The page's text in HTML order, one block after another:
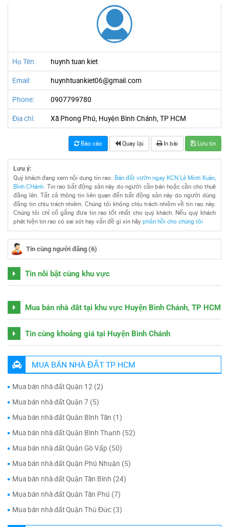
Họ Tên: huynh tuan kiet
Email: huynhtuankiet06@gmail.com
Phone: 0907799780
Địa chỉ: Xã Phong Phú, Huyện Bình Chánh, TP HCM
Báo cáo Quay lại In bài Lưu tin
Lưu ý:
Quý khách đang xem nội dung tin rao: Bán đất vườn ngay KCN Lê Minh Xuân,
Bình CHánh . Tin rao bất động sản này do người cần bán hoặc cần cho thuê
đăng lên. Tất cả thông tin liên quan đến bất động sản này do người dùng
đăng tin chịu trách nhiêm. Chúng tôi không chịu trách nhiệm về tin rao này.
Chúng tôi chỉ cố gắng đưa tin rao tốt nhất cho quý khách. Nếu quý khách
phát hiện tin rao có sai sót hay vấn đề gì xin hãy phản hồi cho chúng tôi
Tin cùng người đăng (6)
Tin nổi bật cùng khu vực
Mua bán nhà đất tại khu vực Huyện Bình Chánh, TP HCM
Tin cùng khoảng giá tại Huyện Bình Chánh
MUA BÁN NHÀ ĐẤT TP HCM
Mua bán nhà đất Quận 12 (2)
Mua bán nhà đất Quận 7 (5)
Mua bán nhà đất Quận Bình Tân (1)
Mua bán nhà đất Quận Bình Thạnh (52)
Mua bán nhà đất Quận Gò Vấp (50)
Mua bán nhà đất Quận Phú Nhuận (5)
Mua bán nhà đất Quận Tân Bình (24)
Mua bán nhà đất Quận Tân Phú (7)
Mua bán nhà đất Quận Thủ Đức (3)